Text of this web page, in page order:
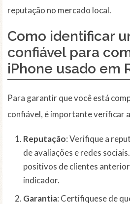
reputação no mercado local.
Como identificar
confiável para
iPhone usado em
Para garantir que você está
confiável, é importante verificar
Reputação: Verifique a
de avaliações e redes
positivos de clientes
indicador.
Garantia: Certifiquese de